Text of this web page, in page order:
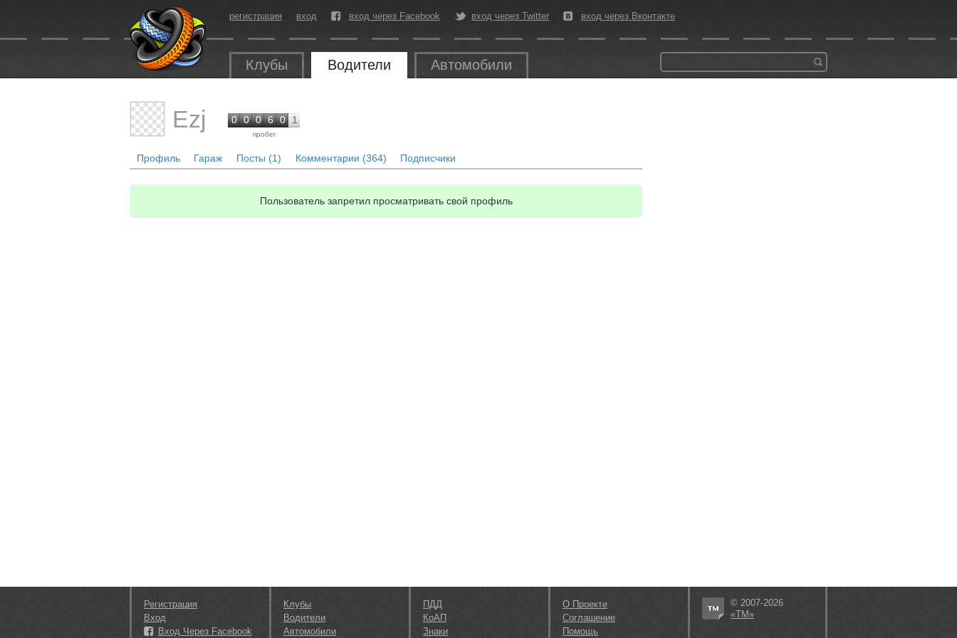
регистрация вход вход через Facebook вход через Twitter вход через Вконтакте
Клубы Водители Автомобили
Ezj 0 0 0 6 0 1
пробег
Профиль Гараж Посты (1) Комментарии (364) Подписчики
Пользователь запретил просматривать свой профиль
Регистрация
Вход
Вход Через Facebook
Клубы
Водители
Автомобили
ПДД
КоАП
Знаки
О Проекте
Соглашение
Помощь
© 2007-2026
«ТМ»